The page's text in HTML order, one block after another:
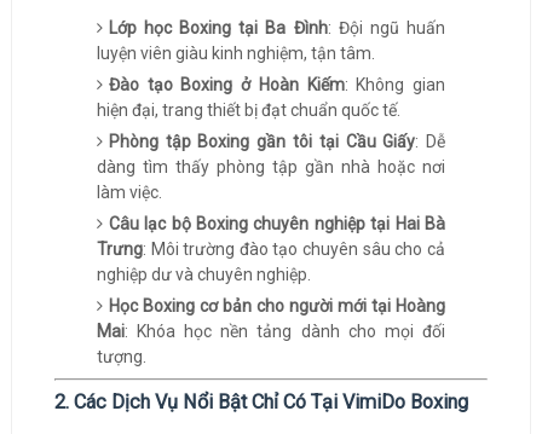
Lớp học Boxing tại Ba Đình: Đội ngũ huấn
luyện viên giàu kinh nghiệm, tận tâm.
Đào tạo Boxing ở Hoàn Kiếm: Không gian
hiện đại, trang thiết bị đạt chuẩn quốc tế.
Phòng tập Boxing gần tôi tại Cầu Giấy: Dễ
dàng tìm thấy phòng tập gần nhà hoặc nơi
làm việc.
Câu lạc bộ Boxing chuyên nghiệp tại Hai Bà
Trưng: Môi trường đào tạo chuyên sâu cho cả
nghiệp dư và chuyên nghiệp.
Học Boxing cơ bản cho người mới tại Hoàng
Mai: Khóa học nền tảng dành cho mọi đối
tượng.
2. Các Dịch Vụ Nổi Bật Chỉ Có Tại VimiDo Boxing